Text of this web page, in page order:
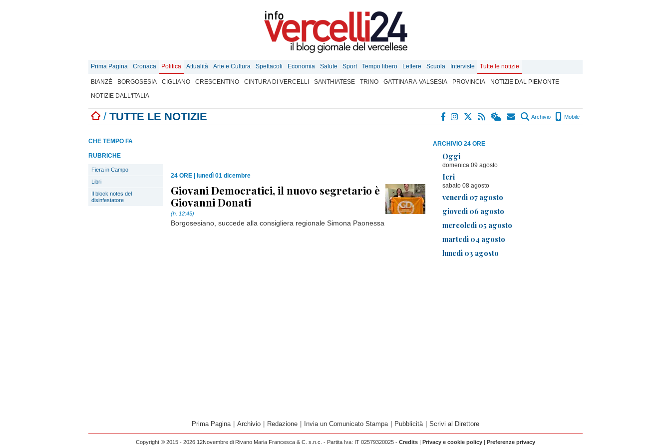
Prima Pagina Cronaca Politica Attualità Arte e Cultura Spettacoli Economia Salute Sport Tempo libero Lettere Scuola Interviste Tutte le notizie
BIANZÈ BORGOSESIA CIGLIANO CRESCENTINO CINTURA DI VERCELLI SANTHIATESE TRINO GATTINARA-VALSESIA PROVINCIA
NOTIZIE DAL PIEMONTE
NOTIZIE DALL'ITALIA
/ TUTTE LE NOTIZIE Archivio Mobile
ARCHIVIO 24 ORE
Oggi
domenica 09 agosto
Ieri
sabato 08 agosto
venerdì 07 agosto
giovedì 06 agosto
mercoledì 05 agosto
martedì 04 agosto
lunedì 03 agosto
CHE TEMPO FA
RUBRICHE
Fiera in Campo
Libri
Il block notes del
disinfestatore
24 ORE lunedì 01 dicembre
Giovani Democratici, il nuovo segretario è
Giovanni Donati
(h. 12:45)
Borgosesiano, succede alla consigliera regionale Simona Paonessa
Prima Pagina Archivio Redazione Invia un Comunicato Stampa Pubblicità Scrivi al Direttore
Copyright © 2015 - 2026 12Novembre di Rivano Maria Francesca & C. s.n.c. - Partita Iva: IT 02579320025 - Credits | Privacy e cookie policy | Preferenze privacy